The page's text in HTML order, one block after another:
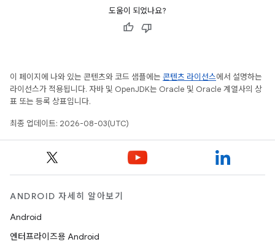
도움이 되었나요?
이 페이지에 나와 있는 콘텐츠와 코드 샘플에는 콘텐츠 라이선스에서 설명하는
라이선스가 적용됩니다. 자바 및 OpenJDK는 Oracle 및 Oracle 계열사의 상
표 또는 등록 상표입니다.
최종 업데이트: 2026-08-03(UTC)
ANDROID 자세히 알아보기
Android
엔터프라이즈용 Android